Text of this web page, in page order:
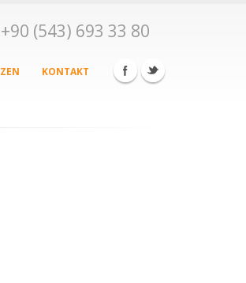
+90 (543) 693 33 80
KONTAKT